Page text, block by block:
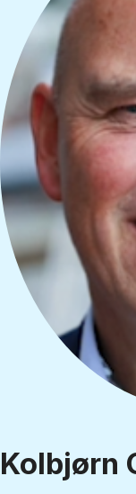
Kolbjørn